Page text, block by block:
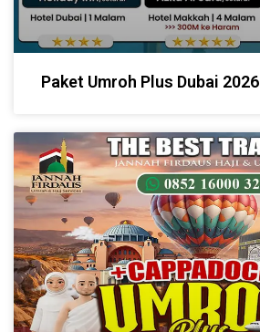
Paket Umroh Plus Dubai 2026